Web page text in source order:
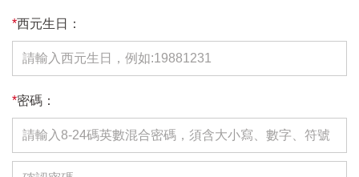
*西元生日：
*密碼：